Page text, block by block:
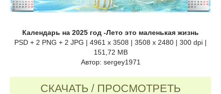
Календарь на 2025 год -Лето это маленькая жизнь
PSD + 2 PNG + 2 JPG | 4961 x 3508 | 3508 x 2480 | 300 dpi |
151,72 MB
Автор: sergey1971
СКАЧАТЬ / ПРОСМОТРЕТЬ